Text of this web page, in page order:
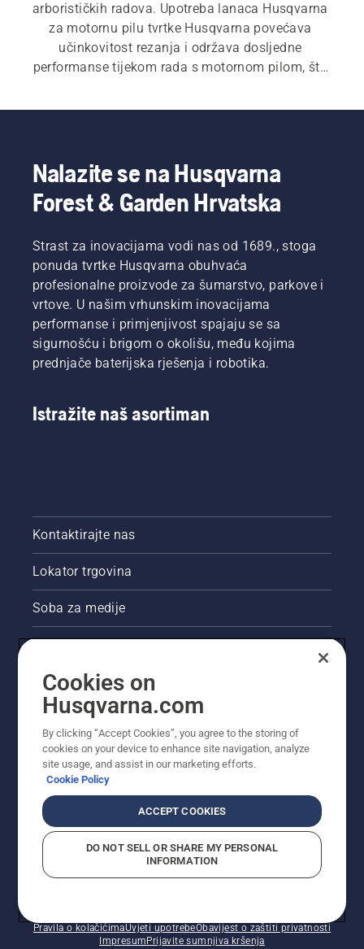
arborističkih radova. Upotreba lanaca Husqvarna
za motornu pilu tvrtke Husqvarna povećava
učinkovitost rezanja i održava dosljedne
performanse tijekom rada s motornom pilom, što
Nalazite se na Husqvarna
Forest & Garden Hrvatska
Strast za inovacijama vodi nas od 1689., stoga
ponuda tvrtke Husqvarna obuhvaća
profesionalne proizvode za šumarstvo, parkove i
vrtove. U našim vrhunskim inovacijama
performanse i primjenjivost spajaju se sa
sigurnošću i brigom o okolišu, među kojima
prednjače baterijska rješenja i robotika.
Istražite naš asortiman
Kontaktirajte nas
Lokator trgovina
Soba za medije
Pravne informacije o proizvodu
Pravila o kolačićimaUvjeti upotrebeObavijest o zaštiti privatnosti
Impresum Prijavite sumnjiva kršenja
Cookies on
Husqvarna.com
By clicking “Accept Cookies”, you agree to the storing of
cookies on your device to enhance site navigation, analyze
site usage, and assist in our marketing efforts.
Cookie Policy
ACCEPT COOKIES
DO NOT SELL OR SHARE MY PERSONAL
INFORMATION